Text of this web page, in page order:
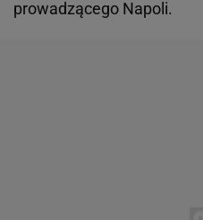
prowadzącego Napoli.